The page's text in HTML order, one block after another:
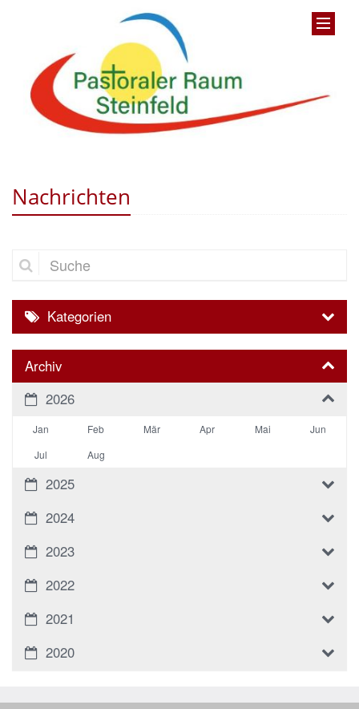
Nachrichten
Suche
Kategorien
Archiv
2026
Jan Feb Mär Apr Mai
Jun
Jul
Aug
2025
2024
2023
2022
2021
2020